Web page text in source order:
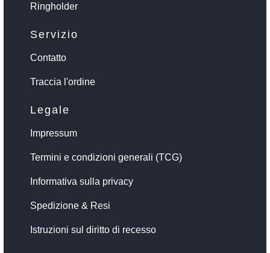
Ringholder
Servizio
Contatto
Traccia l'ordine
Legale
Impressum
Termini e condizioni generali (TCG)
Informativa sulla privacy
Spedizione & Resi
Istruzioni sul diritto di recesso